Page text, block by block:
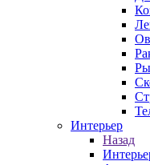
Интерьер
Назад